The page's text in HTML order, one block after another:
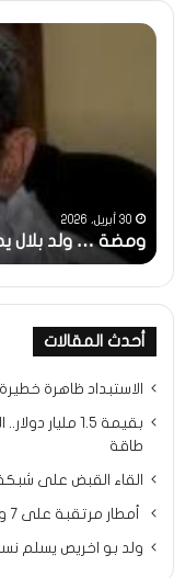
ومضة
الشريف
30 أبريل، 2026
ومضة … ولد بلال
أحدث المقالات
الاستبداد ظاهرة
بقيمة 1.5
طاقة
القاء القبض على شبكة
أمطار مرتقبة على 7 ولايات ودرجات حرارة تصل إلى 47 في الشمال
ولد بو اخريص يسلم